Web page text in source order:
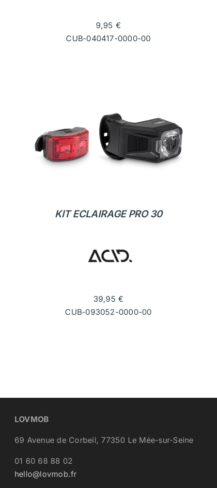
9,95 €
CUB-040417-0000-00
KIT ECLAIRAGE PRO 30
39,95€
CUB-093052-0000-00
LOVMOB
69 Avenue de Corbeil, 77350 Le Mée-sur-Seine
01 60 68 88 02
hello@lovmob.fr